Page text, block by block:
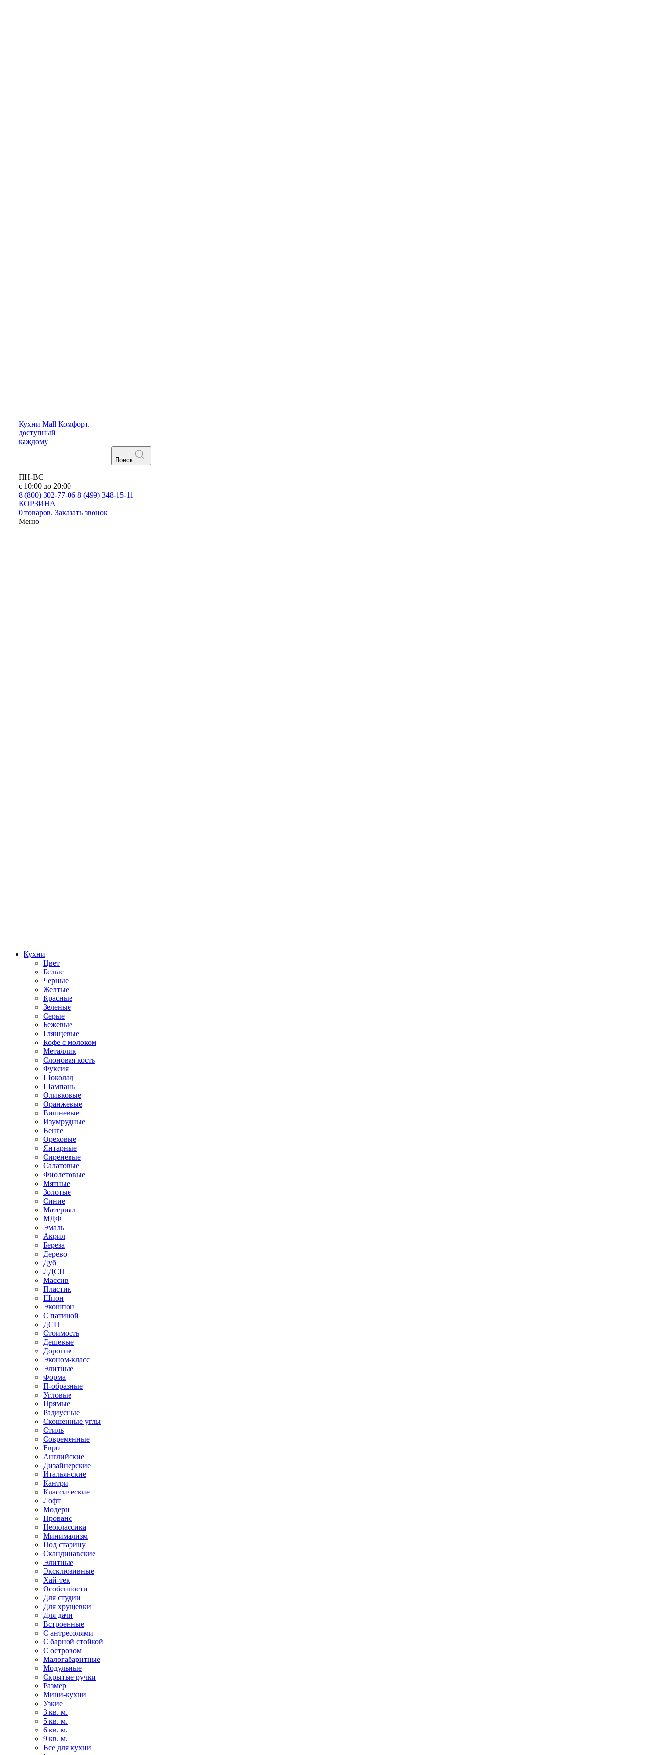
Кухни Mall Комфорт,
доступный
каждому
Поиск
ПН-ВС
с 10:00 до 20:00
8 (800) 302-77-06 8 (499) 348-15-11
КОРЗИНА
0 товаров. Заказать звонок
Меню
Кухни
Цвет
Белые
Черные
Желтые
Красные
Зеленые
Серые
Бежевые
Глянцевые
Кофе с молоком
Металлик
Слоновая кость
Фуксия
Шоколад
Шампань
Оливковые
Оранжевые
Вишневые
Изумрудные
Венге
Ореховые
Янтарные
Сиреневые
Салатовые
Фиолетовые
Мятные
Золотые
Синие
Материал
МДФ
Эмаль
Акрил
Береза
Дерево
Дуб
ЛДСП
Массив
Пластик
Шпон
Экошпон
С патиной
ДСП
Стоимость
Дешевые
Дорогие
Эконом-класс
Элитные
Форма
П-образные
Угловые
Прямые
Радиусные
Скошенные углы
Стиль
Современные
Евро
Английские
Дизайнерские
Итальянские
Кантри
Классические
Лофт
Модерн
Прованс
Неоклассика
Минимализм
Под старину
Скандинавские
Элитные
Эксклюзивные
Хай-тек
Особенности
Для студии
Для хрущевки
Для дачи
Встроенные
С антресолями
С барной стойкой
С островом
Малогабаритные
Модульные
Скрытые ручки
Размер
Мини-кухни
Узкие
3 кв. м.
5 кв. м.
6 кв. м.
9 кв. м.
Все для кухни